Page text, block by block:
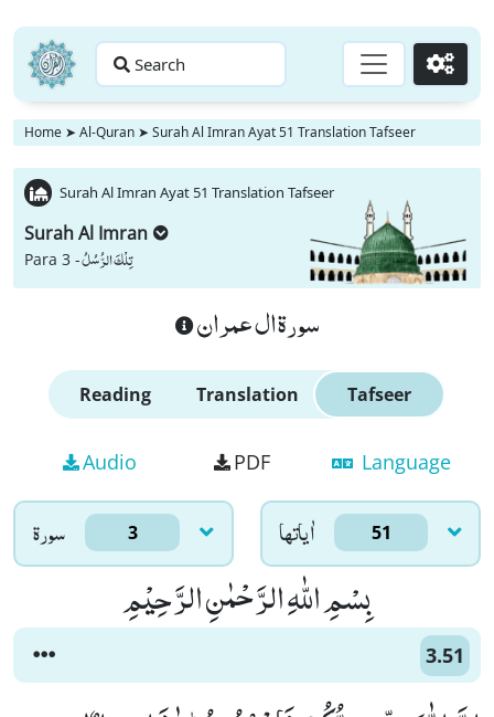
Search Go
Home ➤ Al-Quran ➤ Surah Al Imran Ayat 51 Translation Tafseer
Surah Al Imran Ayat 51 Translation Tafseer
Surah Al Imran
Para 3 -تِلْكَ الرُّسُلُ
سورة ال عمران
Reading Translation Tafseer
Audio PDF Language
سورۃ 3 اٰياتها 51
بِسْمِ اللّٰهِ الرَّحْمٰنِ الرَّحِیْمِ
3.51